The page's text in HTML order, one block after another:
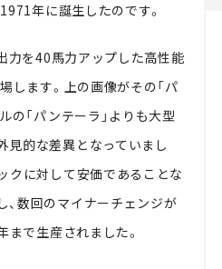
年に誕生したのです。
力を40馬力アップした高性能
します。上の画像がその「パ
の「パンテーラ」よりも大型
見的な差異となっていまし
クに対して安価であることな
、数回のマイナーチェンジが
まで生産されました。